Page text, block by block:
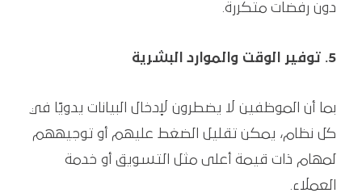
دون رفضات متكررة.
5. توفير الوقت والموارد البشرية
بما أن الموظفين لا يضطرون لإدخال البيانات يدويًا في
كل نظام، يمكن تقليل الضغط عليهم أو توجيههم
لمهام ذات قيمة أعلى مثل التسويق أو خدمة
العملاء.